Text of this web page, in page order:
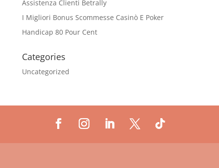
Assistenza Clienti Betrally
I Migliori Bonus Scommesse Casinò E Poker
Handicap 80 Pour Cent
Categories
Uncategorized